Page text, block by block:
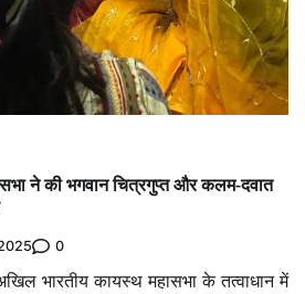
ने की भगवान चित्रगुप्त और कलम-दवात
0
भारतीय कायस्थ महासभा के तत्वाधान में